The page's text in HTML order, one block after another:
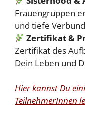
Frauengruppen
und tiefe
Zertifikat &
Zertifikat des
Dein Leben und
Hier kannst Du
TeilnehmerInnen